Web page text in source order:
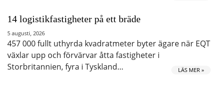
14 logistikfastigheter på ett bräde
5 augusti, 2026
457 000 fullt uthyrda kvadratmeter byter ägare när EQT
växlar upp och förvärvar åtta fastigheter i
Storbritannien, fyra i Tyskland…
LÄS MER »